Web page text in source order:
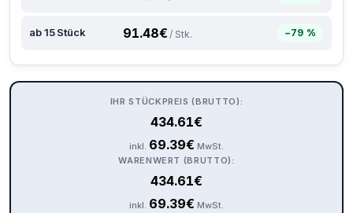
ab 15 Stück 91.48€ / Stk. −79 %
IHR STÜCKPREIS (BRUTTO):
434.61€
inkl. 69.39€ MwSt.
WARENWERT (BRUTTO):
434.61€
inkl. 69.39€ MwSt.